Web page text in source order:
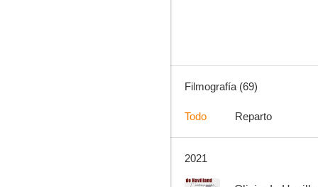
La pequeña coronela
7.0
Filmografía (69)
Todo Reparto
2021